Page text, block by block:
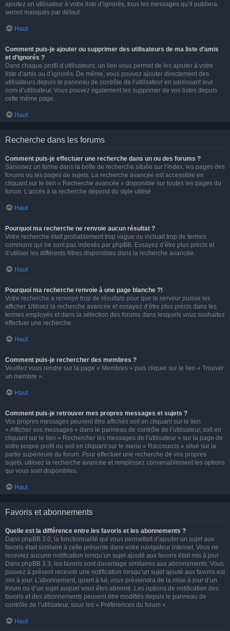
ajoutez un utilisateur à votre liste d’ignorés, tous les messages qu’il publiera
seront masqués par défaut.
Haut
Comment puis-je ajouter ou supprimer des utilisateurs de ma liste d’amis
et d’ignorés ?
Dans chaque profil d’utilisateurs, un lien vous permet de les ajouter à votre
liste d’amis ou d’ignorés. De même, vous pouvez ajouter directement des
utilisateurs depuis le panneau de contrôle de l’utilisateur en saisissant leur
nom d’utilisateur. Vous pouvez également les supprimer de vos listes depuis
cette même page.
Haut
Recherche dans les forums
Comment puis-je effectuer une recherche dans un ou des forums ?
Saisissez un terme dans la boîte de recherche située sur l’index, les pages des
forums ou les pages de sujets. La recherche avancée est accessible en
cliquant sur le lien « Recherche avancée » disponible sur toutes les pages du
forum. L’accès à la recherche dépend du style utilisé.
Haut
Pourquoi ma recherche ne renvoie aucun résultat ?
Votre recherche était probablement trop vague ou incluait trop de termes
communs qui ne sont pas indexés par phpBB. Essayez d’être plus précis et
d’utiliser les différents filtres disponibles dans la recherche avancée.
Haut
Pourquoi ma recherche renvoie à une page blanche ?!
Votre recherche a renvoyé trop de résultats pour que le serveur puisse les
afficher. Utilisez la recherche avancée et essayez d’être plus précis dans les
termes employés et dans la sélection des forums dans lesquels vous souhaitez
effectuer une recherche.
Haut
Comment puis-je rechercher des membres ?
Veuillez vous rendre sur la page « Membres » puis cliquer sur le lien « Trouver
un membre ».
Haut
Comment puis-je retrouver mes propres messages et sujets ?
Vos propres messages peuvent être affichés soit en cliquant sur le lien
« Afficher vos messages » dans le panneau de contrôle de l’utilisateur, soit en
cliquant sur le lien « Rechercher les messages de l’utilisateur » sur la page de
votre propre profil ou soit en cliquant sur le menu « Raccourcis » situé sur la
partie supérieure du forum. Pour effectuer une recherche de vos propres
sujets, utilisez la recherche avancée et remplissez convenablement les options
qui vous sont disponibles.
Haut
Favoris et abonnements
Quelle est la différence entre les favoris et les abonnements ?
Dans phpBB 3.0, la fonctionnalité qui vous permettait d’ajouter un sujet aux
favoris était similaire à celle présente dans votre navigateur internet. Vous ne
receviez aucune notification lorsqu’un sujet ajouté aux favoris était mis à jour.
Dans phpBB 3.3, les favoris sont davantage similaires aux abonnements. Vous
pouvez à présent recevoir une notification lorsqu’un sujet ajouté aux favoris est
mis à jour. L’abonnement, quant à lui, vous préviendra de la mise à jour d’un
forum ou d’un sujet auquel vous êtes abonné. Les options de notification des
favoris et des abonnements peuvent être modifiés depuis le panneau de
contrôle de l’utilisateur, sous les « Préférences du forum ».
Haut